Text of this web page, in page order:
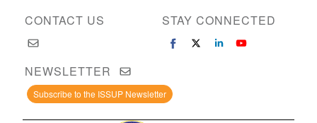
CONTACT US STAY CONNECTED
NEWSLETTER
Subscribe to the ISSUP Newsletter